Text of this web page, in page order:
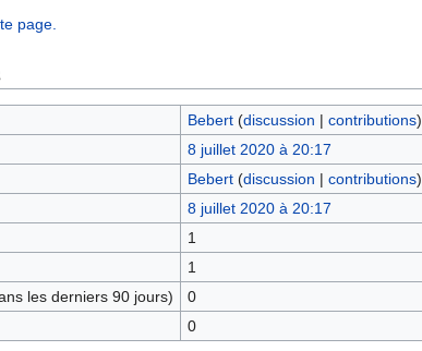
page.
Bebert (discussion | contributions)
8 juillet 2020 à 20:17
Bebert (discussion | contributions)
8 juillet 2020 à 20:17
1
1
les derniers 90 jours)
0
0